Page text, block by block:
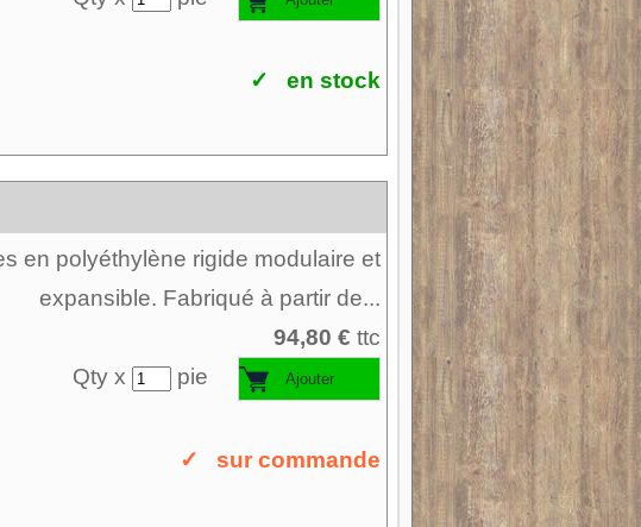
✓ en stock
en polyéthylène rigide modulaire et
expansible. Fabriqué à partir de...
94,80 € ttc
Qty x
pie
✓ sur commande